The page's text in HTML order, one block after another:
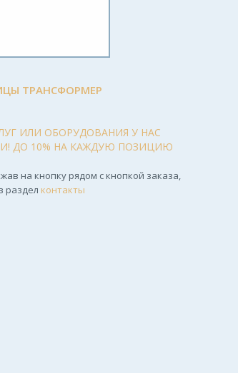
ТРАНСФОРМЕР
ИЛИ ОБОРУДОВАНИЯ У НАС
ДО 10% НА КАЖДУЮ ПОЗИЦИЮ
на кнопку рядом с кнопкой заказа,
раздел контакты